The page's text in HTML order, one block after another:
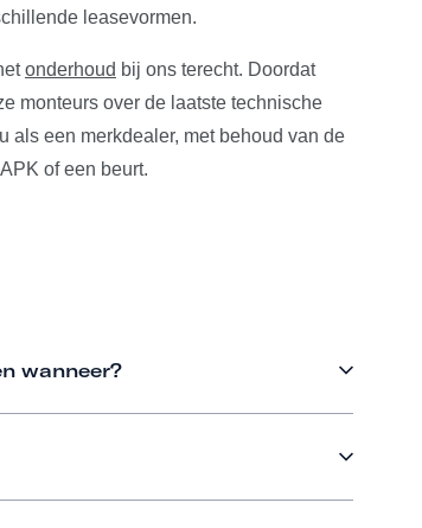
leasevormen.
onderhoud bij ons terecht. Doordat
monteurs over de laatste technische
als een merkdealer, met behoud van de
of een beurt.
wanneer?